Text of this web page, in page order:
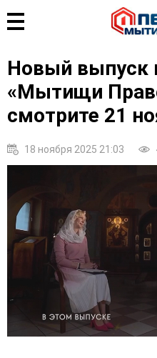
Новый выпуск
«Мытищи
смотрите 21
18 ноября 2025 21:03